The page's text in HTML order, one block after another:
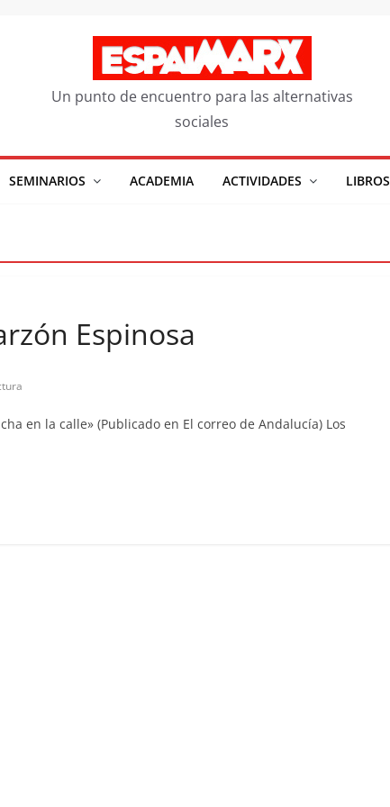
Un punto de encuentro para las alternativas
sociales
SEMINARIOS ACADEMIA ACTIVIDADES LIBROS
Espinosa
en la calle» (Publicado en El correo de Andalucía) Los